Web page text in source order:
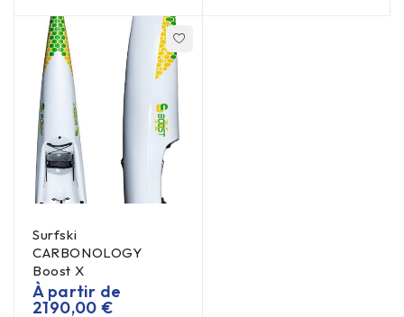
Surfski
CARBONOLOGY
Boost X
À partir de
2190,00€